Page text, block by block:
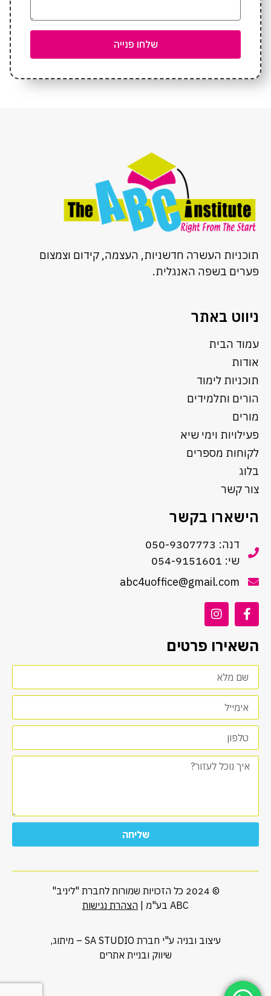
שלחו פנייה
תוכניות העשרה חדשניות, העצמה, קידום וצמצום
פערים בשפה האנגלית.
ניווט באתר
עמוד הבית
אודות
תוכניות לימוד
הורים ותלמידים
מורים
פעילויות וימי שיא
לקוחות מספרים
בלוג
צור קשר
הישארו בקשר
דנה: 050-9307773
שי: 054-9151601
abc4uoffice@gmail.com
השאירו פרטים
שליחה
© 2024 כל הזכויות שמורות לחברת "ליניב"
ABC בע"מ |
הצהרת נגישות
עיצוב ובניה ע"י חברת SA STUDIO – מיתוג,
שיווק ובניית אתרים